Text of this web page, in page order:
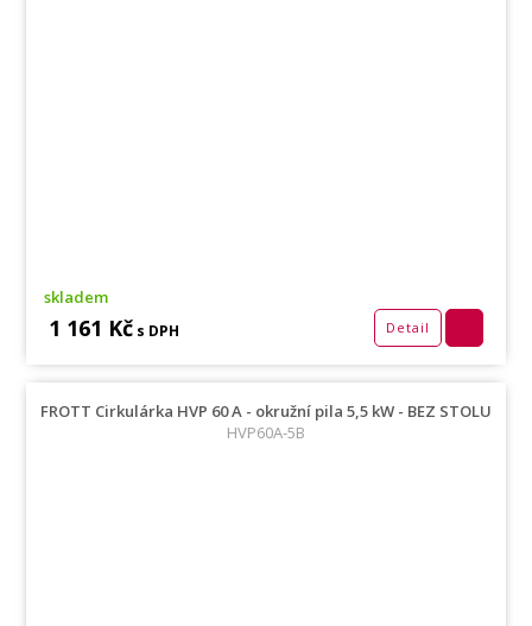
skladem
1 161 Kč s DPH Detail
FROTT Cirkulárka HVP 60 A - okružní pila 5,5 kW - BEZ STOLU
HVP60A-5B